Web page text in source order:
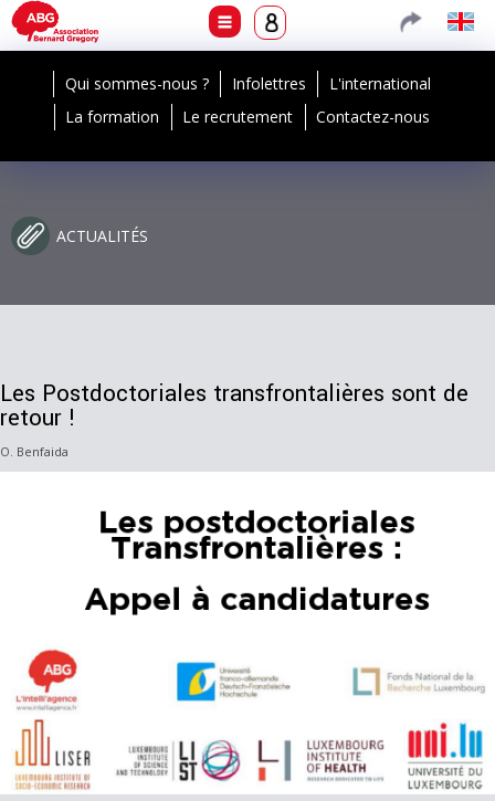
Qui sommes-nous ? Infolettres
L'international
La formation
Le recrutement Contactez-nous
ACTUALITÉS
Les Postdoctoriales transfrontalières sont de
retour !
O. Benfaida